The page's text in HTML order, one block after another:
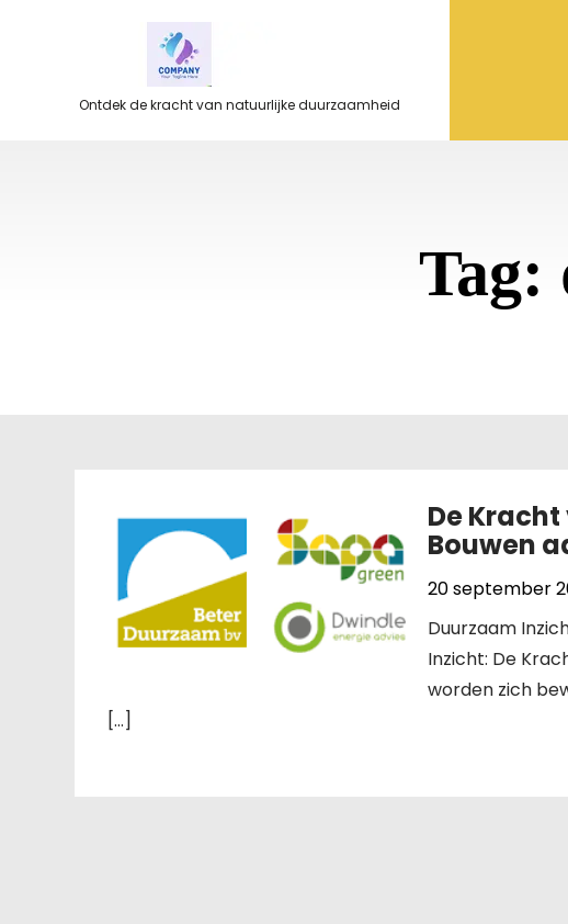
Ontdek de kracht van natuurlijke duurzaamheid
Tag:
De
Bouwen
20 september
Duurzaam
Inzicht: De
worden zich
[…]